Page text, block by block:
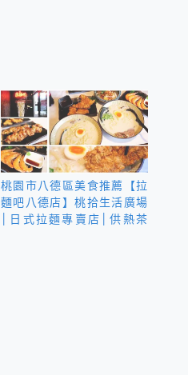
桃園市八德區美食推薦【拉
麵吧八德店】桃拾生活廣場
│日式拉麵專賣店│供熱茶